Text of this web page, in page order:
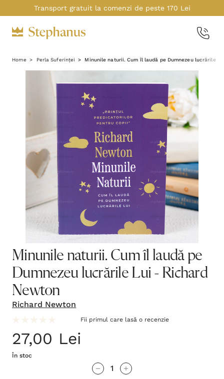
Transport gratuit la comenzi de peste 170 Lei
Home Perla Suferinței Minunile naturii. Cum îl laudă pe Dumnezeu lucrările
Minunile naturii. Cum îl laudă pe
Dumnezeu lucrările Lui - Richard
Newton
Richard Newton
Fii primul care lasă o recenzie
27,00 Lei
În stoc